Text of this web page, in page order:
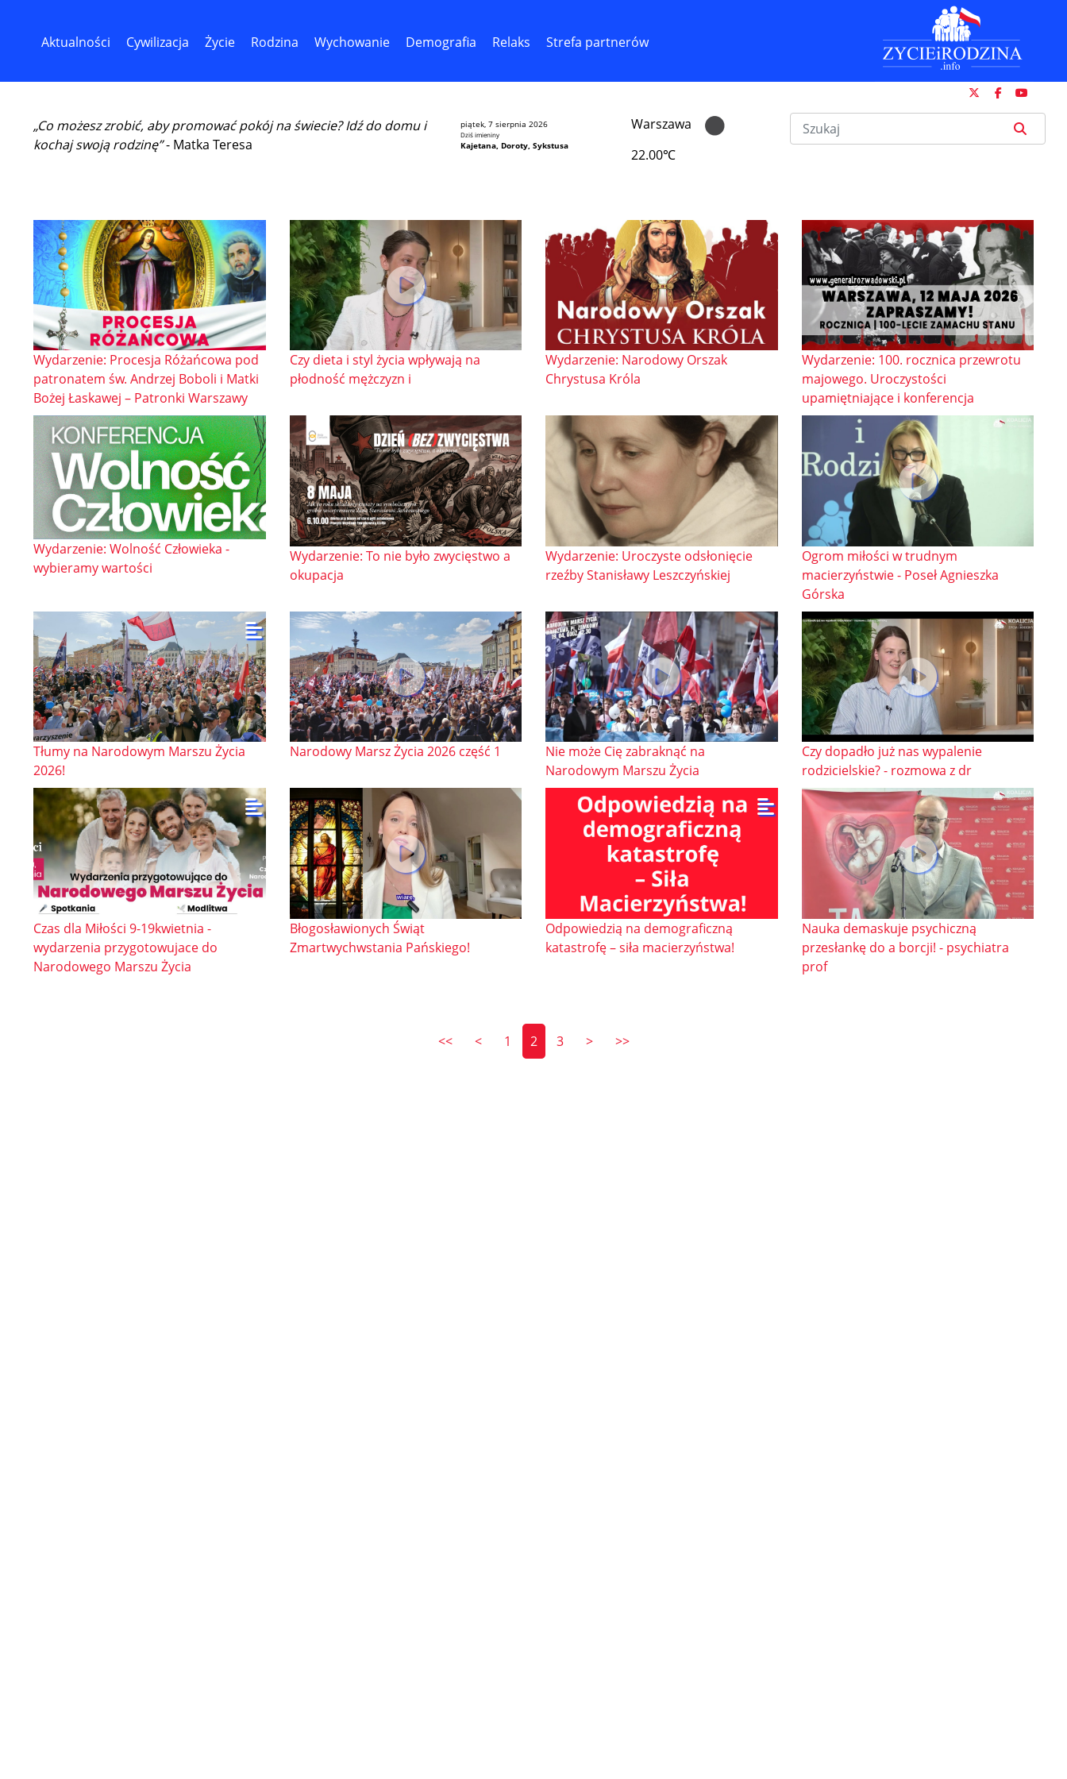
Aktualności Cywilizacja Życie Rodzina Wychowanie Demografia Relaks Strefa partnerów
„Co możesz zrobić, aby promować pokój na świecie? Idź do domu i
kochaj swoją rodzinę”- Matka Teresa
piątek, 7 sierpnia 2026
Dziś imieniny
Kajetana, Doroty, Sykstusa
Warszawa
22.00℃
Wydarzenie: Procesja Różańcowa pod
patronatem św. Andrzej Boboli i Matki
Bożej Łaskawej – Patronki Warszawy
Czy dieta i styl życia wpływają na
płodność mężczyzn i
Wydarzenie: Narodowy Orszak
Chrystusa Króla
Wydarzenie: 100. rocznica przewrotu
majowego. Uroczystości
upamiętniające i konferencja
Wydarzenie: Wolność Człowieka -
wybieramy wartości
Wydarzenie: To nie było zwycięstwo a
okupacja
Wydarzenie: Uroczyste odsłonięcie
rzeźby Stanisławy Leszczyńskiej
Ogrom miłości w trudnym
macierzyństwie - Poseł Agnieszka
Górska
Tłumy na Narodowym Marszu Życia
2026!
Narodowy Marsz Życia 2026 część 1
Nie może Cię zabraknąć na
Narodowym Marszu Życia
Czy dopadło już nas wypalenie
rodzicielskie? - rozmowa z dr
Czas dla Miłości 9-19kwietnia -
wydarzenia przygotowujace do
Narodowego Marszu Życia
Błogosławionych Świąt
Zmartwychwstania Pańskiego!
Odpowiedzią na demograficzną
katastrofę – siła macierzyństwa!
Nauka demaskuje psychiczną
przesłankę do a borcji! - psychiatra
prof
<< < 1 2 3 > >>